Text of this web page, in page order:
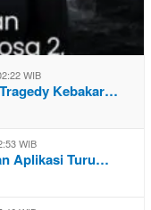
WIB
Kebakar…
WIB
Aplikasi Turu…